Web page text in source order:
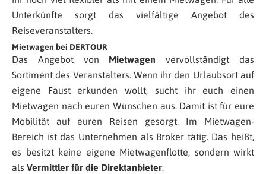
Unterkünfte sorgt das vielfältige Angebot des
Reiseveranstalters.
Mietwagen bei DERTOUR
Das Angebot von Mietwagen vervollständigt das
Sortiment des Veranstalters. Wenn ihr den Urlaubsort auf
eigene Faust erkunden wollt, sucht ihr euch einen
Mietwagen nach euren Wünschen aus. Damit ist für eure
Mobilität auf euren Reisen gesorgt. Im Mietwagen-
Bereich ist das Unternehmen als Broker tätig. Das heißt,
es besitzt keine eigene Mietwagenflotte, sondern wirkt
als Vermittler für die Direktanbieter.